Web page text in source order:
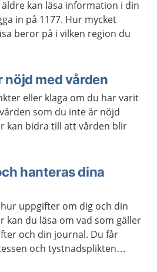
kan läsa information i din
in på 1177. Hur mycket
beror på i vilken region du
nöjd med vården
eller klaga om du har varit
som du inte är nöjd
kan bidra till att vården blir
hanteras dina
uppgifter om dig och din
kan du läsa om vad som gäller
och din journal. Du får
och tystnadsplikten